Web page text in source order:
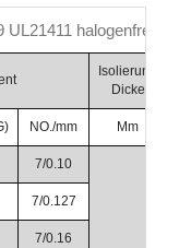
halogenfreien
Isolierung
Dicke
NO./mm Mm
7/0.10
7/0.127
7/0.16